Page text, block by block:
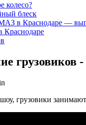
колесо?
блеск
в Краснодаре —
Краснодаре
грузовиков
грузовики